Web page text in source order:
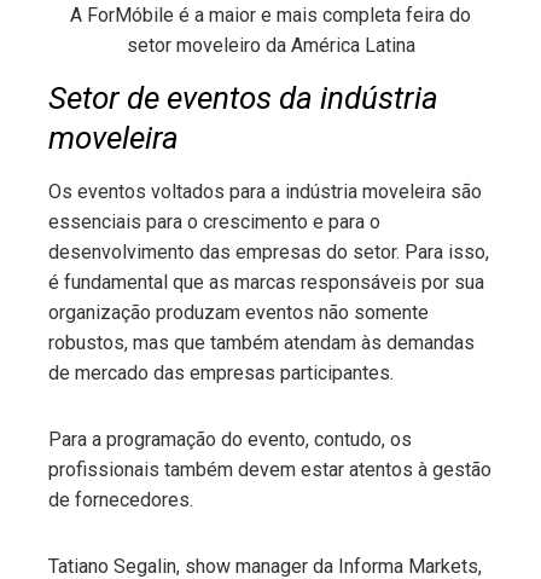
A ForMóbile é a maior e mais completa feira do
setor moveleiro da América Latina
Setor de eventos da indústria
moveleira
Os eventos voltados para a indústria moveleira são
essenciais para o crescimento e para o
desenvolvimento das empresas do setor. Para isso,
é fundamental que as marcas responsáveis por sua
organização produzam eventos não somente
robustos, mas que também atendam às demandas
de mercado das empresas participantes.
Para a programação do evento, contudo, os
profissionais também devem estar atentos à gestão
de fornecedores.
Tatiano Segalin, show manager da Informa Markets,